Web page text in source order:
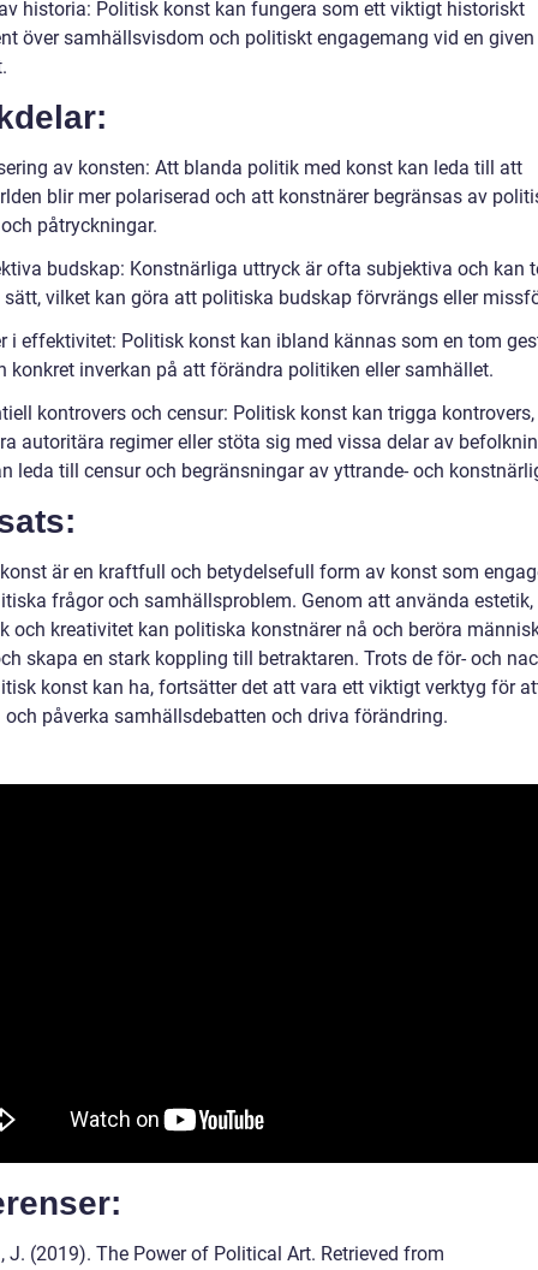
historia: Politisk konst kan fungera som ett viktigt historiskt
över samhällsvisdom och politiskt engagemang vid en given
av konsten: Att blanda politik med konst kan leda till att
blir mer polariserad och att konstnärer begränsas av
påtryckningar.
budskap: Konstnärliga uttryck är ofta subjektiva och kan
vilket kan göra att politiska budskap förvrängs eller
i effektivitet: Politisk konst kan ibland kännas som en tom
konkret inverkan på att förändra politiken eller samhället.
kontrovers och censur: Politisk konst kan trigga kontrovers,
autoritära regimer eller stöta sig med vissa delar av
leda till censur och begränsningar av yttrande- och
är en kraftfull och betydelsefull form av konst som
frågor och samhällsproblem. Genom att använda estetik,
och kreativitet kan politiska konstnärer nå och beröra
skapa en stark koppling till betraktaren. Trots de för- och
konst kan ha, fortsätter det att vara ett viktigt verktyg för
och påverka samhällsdebatten och driva förändring.
J. (2019). The Power of Political Art. Retrieved from